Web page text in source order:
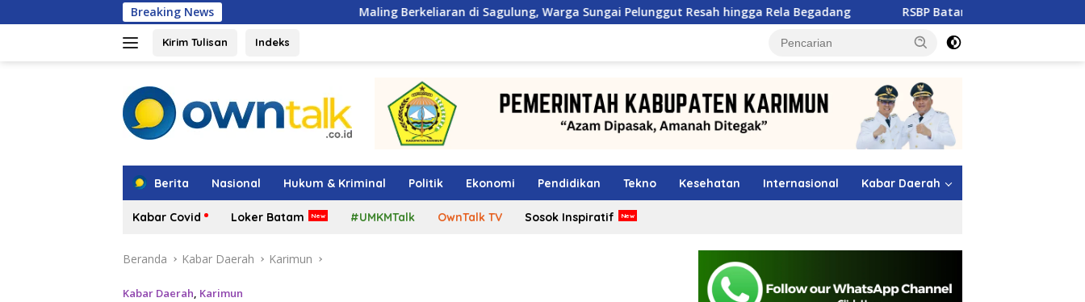
ke
Breaking News Maling Berkeliaran di Sagulung, Warga Sungai Pelunggut Resah hingga Rela Begadang RSBP Batam Naik Kelas, Raih Diamond Status
Kirim Tulisan Indeks
Berita Nasional Hukum & Kriminal Politik Ekonomi Pendidikan Tekno Kesehatan Internasional Kabar Daerah
Kabar Covid Loker Batam #UMKMTalk OwnTalk TV Sosok Inspiratif
Beranda Kabar Daerah Karimun
Kabar Daerah, Karimun